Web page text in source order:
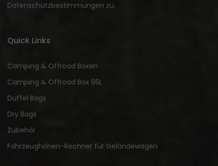
Datenschutzbestimmungen zu.
Quick Links
Camping & Offroad Boxen
Camping & Offroad Box 95L
Duffel Bags
Dry Bags
Zubehör
Fahrzeughöhen-Rechner für Geländewagen